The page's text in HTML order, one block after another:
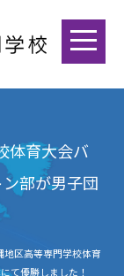
体育大会バ
部が男子団
地区高等専門学校体育
て優勝しました！